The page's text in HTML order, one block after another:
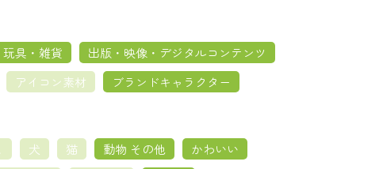
玩具・雑貨
出版・映像・デジタルコンテンツ
アイコン素材 ブランドキャラクター
犬 猫 動物 その他
かわいい